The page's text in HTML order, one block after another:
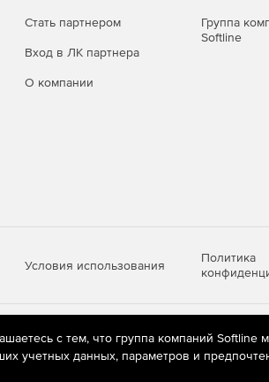
Стать партнером
Вход в ЛК партнера
О компании
Группа
Softline
Условия использования
Политика
технологии(информационные технологии
сети «Интернет», находящихся на
с тем, что группа компаний Softline
учетных данных, параметров и